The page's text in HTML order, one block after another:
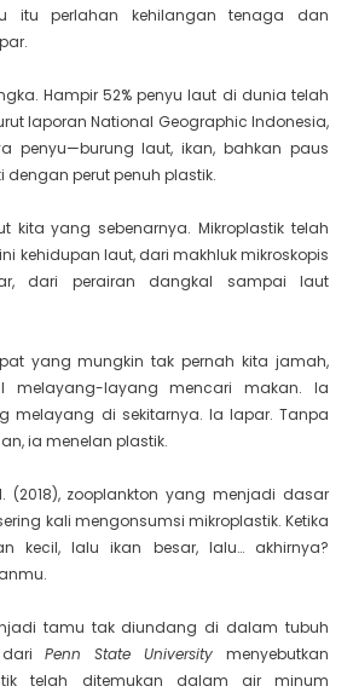
itu perlahan kehilangan tenaga dan
Hampir 52% penyu laut di dunia telah
laporan National Geographic Indonesia,
penyu—burung laut, ikan, bahkan paus
perut penuh plastik.
kita yang sebenarnya. Mikroplastik telah
kehidupan laut, dari makhluk mikroskopis
dari perairan dangkal sampai laut
yang mungkin tak pernah kita jamah,
melayang-layang mencari makan. Ia
melayang di sekitarnya. Ia lapar. Tanpa
ia menelan plastik.
(2018), zooplankton yang menjadi dasar
kali mengonsumsi mikroplastik. Ketika
kecil, lalu ikan besar, lalu… akhirnya?
tamu tak diundang di dalam tubuh
Penn State University menyebutkan
telah ditemukan dalam air minum